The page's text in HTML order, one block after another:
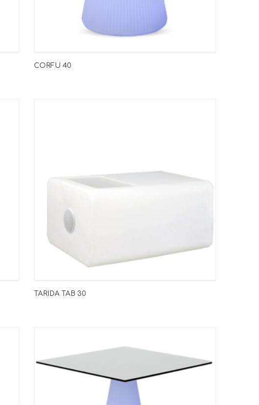
CORFU 40
TARIDA TAB 30